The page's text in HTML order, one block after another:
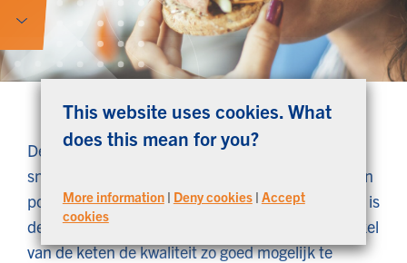
This website uses cookies. What
does this mean for you?
More information| Deny cookies| Accept
cookies
De handel in bakkerijproducten groeit steeds
sneller. Met name patisserieproducten winnen aan
populariteit. Vooral voor handelaars en bakkerijen is
deze groei te merken. Eurofins helpt in elke schakel
van de keten de kwaliteit zo goed mogelijk te